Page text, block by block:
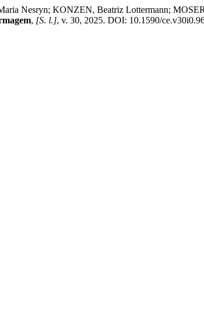
Nesryn; KONZEN, Beatriz Lottermann;
, [S. l.], v. 30, 2025. DOI: 10.1590/